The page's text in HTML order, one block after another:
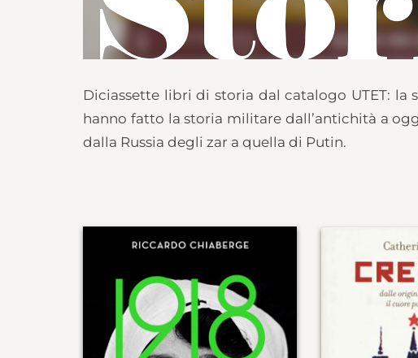
Diciassette libri di storia dal catalogo UTET:
hanno fatto la storia militare dall’antichità a
dalla Russia degli zar a quella di Putin.